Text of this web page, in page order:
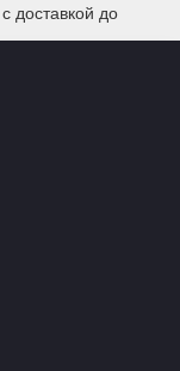
доставкой до